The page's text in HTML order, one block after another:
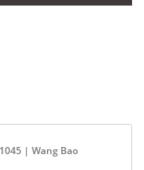
| Wang Bao